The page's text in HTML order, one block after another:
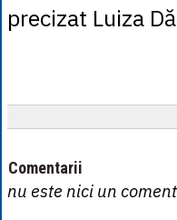
precizat Luiza
Comentarii
nu este nici un